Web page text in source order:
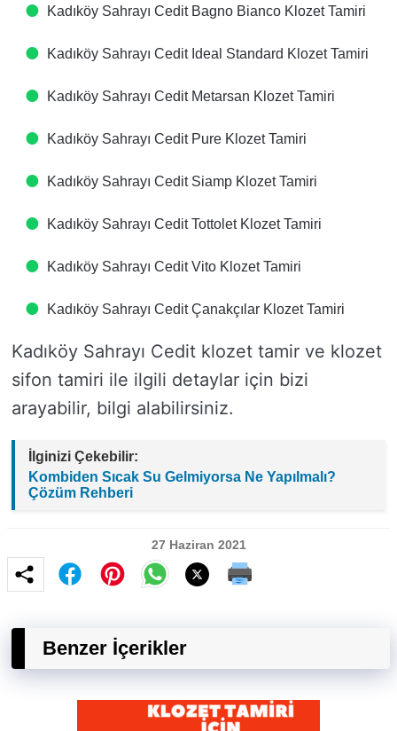
Kadıköy Sahrayı Cedit Bagno Bianco Klozet Tamiri
Kadıköy Sahrayı Cedit Ideal Standard Klozet Tamiri
Kadıköy Sahrayı Cedit Metarsan Klozet Tamiri
Kadıköy Sahrayı Cedit Pure Klozet Tamiri
Kadıköy Sahrayı Cedit Siamp Klozet Tamiri
Kadıköy Sahrayı Cedit Tottolet Klozet Tamiri
Kadıköy Sahrayı Cedit Vito Klozet Tamiri
Kadıköy Sahrayı Cedit Çanakçılar Klozet Tamiri
Kadıköy Sahrayı Cedit klozet tamir ve klozet
sifon tamiri ile ilgili detaylar için bizi
arayabilir, bilgi alabilirsiniz.
İlginizi Çekebilir:
Kombiden Sıcak Su Gelmiyorsa Ne Yapılmalı?
Çözüm Rehberi
27 Haziran 2021
Benzer İçerikler